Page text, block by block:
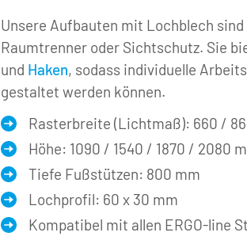
Unsere Aufbauten mit Lochblech
Raumtrenner oder Sichtschutz. Sie
und Haken, sodass individuelle
gestaltet werden können.
Rasterbreite (Lichtmaß): 660 /
Höhe: 1090 / 1540 / 1870 / 2080
Tiefe Fußstützen: 800 mm
Lochprofil: 60 x 30 mm
Kompatibel mit allen ERGO-line